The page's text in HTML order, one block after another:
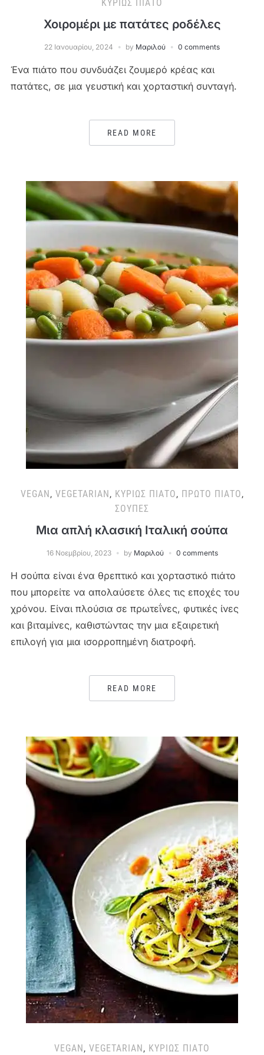
ΚΥΡΊΩΣ ΠΙΆΤΟ
Χοιρομέρι με πατάτες ροδέλες
22 Ιανουαρίου, 2024 by Μαριλού 0 comments
Ένα πιάτο που συνδυάζει ζουμερό κρέας και
πατάτες, σε μια γευστική και χορταστική συνταγή.
READ MORE
VEGAN, VEGETARIAN, ΚΥΡΊΩΣ ΠΙΆΤΟ, ΠΡΏΤΟ ΠΙΆΤΟ,
ΣΟΎΠΕΣ
Μια απλή κλασική Ιταλική σούπα
16 Νοεμβρίου, 2023 by Μαριλού 0 comments
Η σούπα είναι ένα θρεπτικό και χορταστικό πιάτο
που μπορείτε να απολαύσετε όλες τις εποχές του
χρόνου. Είναι πλούσια σε πρωτεΐνες, φυτικές ίνες
και βιταμίνες, καθιστώντας την μια εξαιρετική
επιλογή για μια ισορροπημένη διατροφή.
READ MORE
VEGAN, VEGETARIAN, ΚΥΡΊΩΣ ΠΙΆΤΟ